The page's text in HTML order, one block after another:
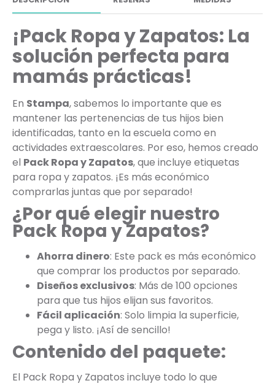
¡Pack Ropa y Zapatos: La
solución perfecta para
mamás prácticas!
En Stampa, sabemos lo importante que es
mantener las pertenencias de tus hijos bien
identificadas, tanto en la escuela como en
actividades extraescolares. Por eso, hemos creado
el Pack Ropa y Zapatos, que incluye etiquetas
para ropa y zapatos. ¡Es más económico
comprarlas juntas que por separado!
¿Por qué elegir nuestro
Pack Ropa y Zapatos?
Ahorra dinero: Este pack es más económico
que comprar los productos por separado.
Diseños exclusivos: Más de 100 opciones
para que tus hijos elijan sus favoritos.
Fácil aplicación: Solo limpia la superficie,
pega y listo. ¡Así de sencillo!
Contenido del paquete:
El Pack Ropa y Zapatos incluye todo lo que